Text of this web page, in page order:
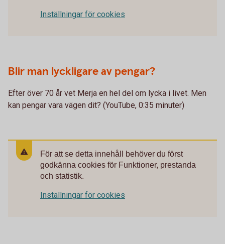
Inställningar för cookies
Blir man lyckligare av pengar?
Efter över 70 år vet Merja en hel del om lycka i livet. Men
kan pengar vara vägen dit? (YouTube, 0:35 minuter)
För att se detta innehåll behöver du först
godkänna cookies för Funktioner, prestanda
och statistik.
Inställningar för cookies